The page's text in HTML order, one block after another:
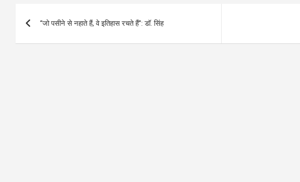
o
A
navigation
“जो पसीने से नहाते हैं, वे इतिहास रचते हैं”: डॉ. सिंह